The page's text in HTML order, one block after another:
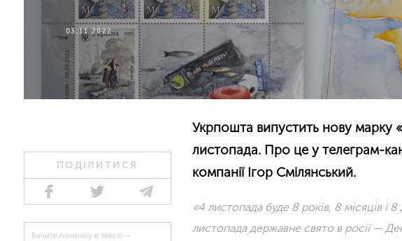
03.11.2022
ПОДІЛИТИСЯ
Бачите помилку в тексті —
Укрпошта випустить нову марку
листопада. Про це у телеграм-
компанії Ігор Смілянський.
«4 листопада буде 8 років, 8 місяців і
листопада державне свято в росії —